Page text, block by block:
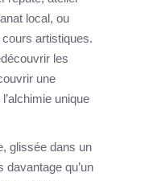
local, ou
artistiques.
les
une
unique
glissée dans un
davantage qu’un